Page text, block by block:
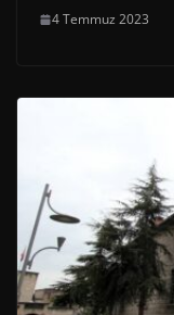
4 Temmuz 2023